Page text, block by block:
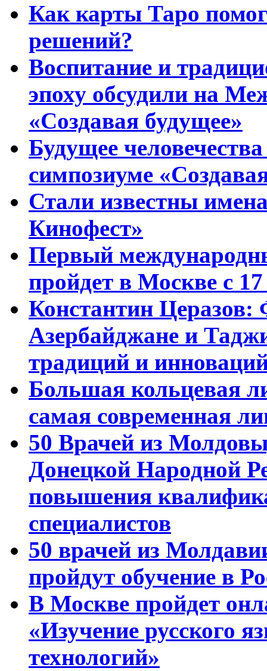
Как карты Таро
решений?
Воспитание и
эпоху обсудили на
«Создавая будущее»
Будущее
симпозиуме
Стали известны
Кинофест»
Первый
пройдет в Москве с
Константин Церазов:
Азербайджане и
традиций и
Большая кольцевая
самая современная
50 Врачей из
Донецкой Народной
повышения
специалистов
50 врачей из
пройдут обучение в
В Москве пройдет
«Изучение русского
технологий»